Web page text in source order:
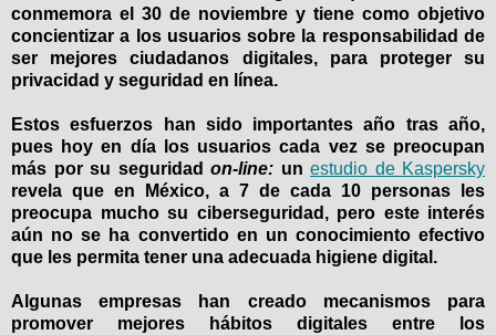
conmemora el 30 de noviembre y tiene como objetivo
concientizar a los usuarios sobre la responsabilidad de
ser mejores ciudadanos digitales, para proteger su
privacidad y seguridad en línea.
Estos esfuerzos han sido importantes año tras año,
pues hoy en día los usuarios cada vez se preocupan
más por su seguridad on-line: un estudio de Kaspersky
revela que en México, a 7 de cada 10 personas les
preocupa mucho su ciberseguridad, pero este interés
aún no se ha convertido en un conocimiento efectivo
que les permita tener una adecuada higiene digital.
Algunas empresas han creado mecanismos para
promover mejores hábitos digitales entre los